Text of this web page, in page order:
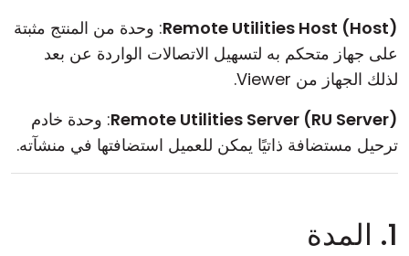
Remote Utilities Host (Host): وحدة من المنتج مثبتة
على جهاز متحكم به لتسهيل الاتصالات الواردة عن بعد
لذلك الجهاز من Viewer.
Remote Utilities Server (RU Server): وحدة خادم
ترحيل مستضافة ذاتيًا يمكن للعميل استضافتها في منشآته.
1. المدة